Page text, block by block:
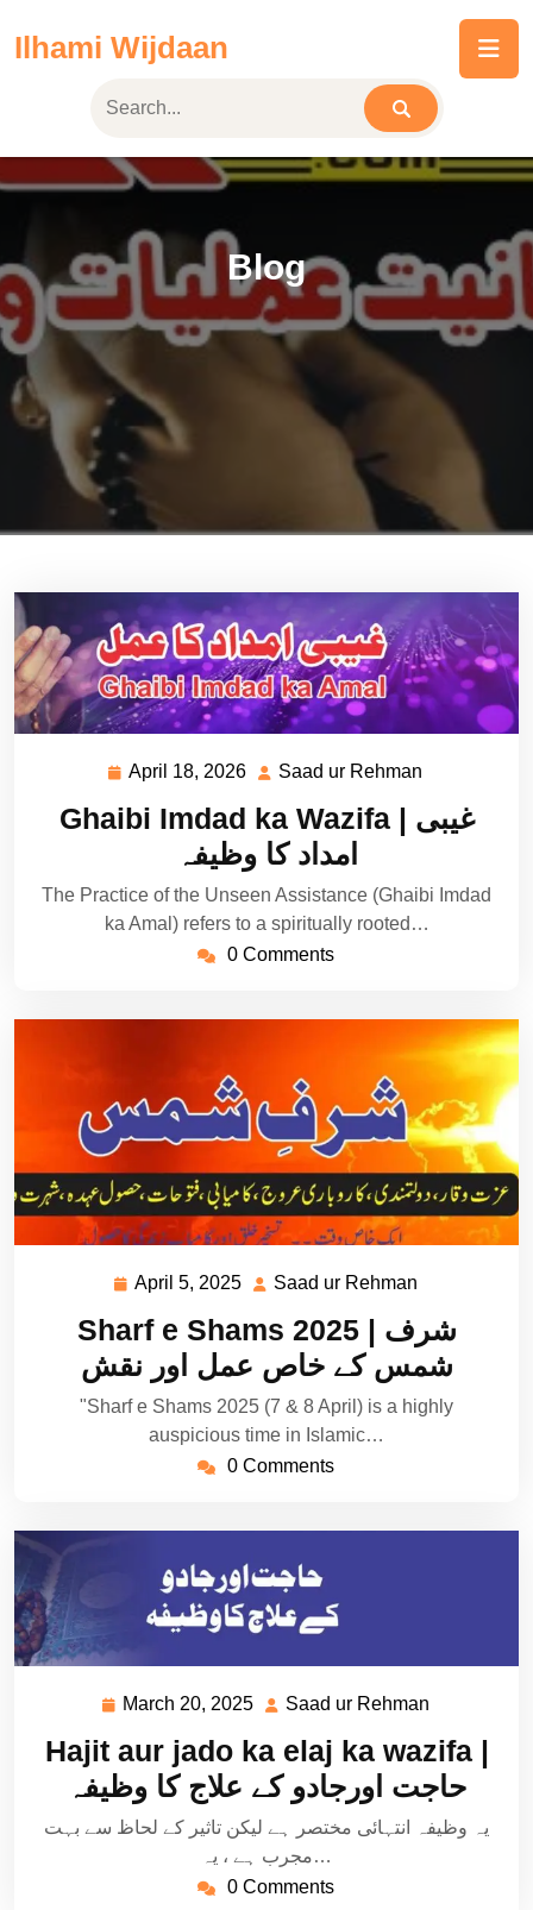
Ilhami Wijdaan
Blog
April 18, 2026 April
2026
Saad ur Rehman
Rehman
Ghaibi Imdad ka Wazifa | غیبی
امداد کا وظیفہ
The Practice of the Unseen Assistance (Ghaibi Imdad
ka Amal) refers to a spiritually rooted…
0 Comments
April 5, 2025 April
2025
Saad ur Rehman
Rehman
Sharf e Shams 2025 | شرف
شمس کے خاص عمل اور نقش
"Sharf e Shams 2025 (7 & 8 April) is a highly
auspicious time in Islamic…
0 Comments
March 20, 2025 March
2025
Saad ur Rehman
Rehman
Hajit aur jado ka elaj ka wazifa |
حاجت اورجادو کے علاج کا وظیفہ
یہ وظیفہ انتہائی مختصر ہے لیکن تاثیر کے لحاظ سے بہت
مجرب ہے ، یہ…
0 Comments